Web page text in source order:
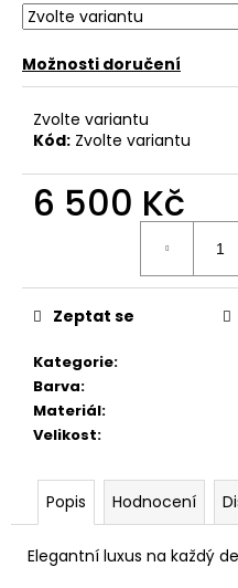
Možnosti doručení
Zvolte variantu
Kód: Zvolte variantu
6 500 Kč
Kategorie:
Barva:
Materiál:
Velikost:
Zeptat se
Popis Hodnocení
Elegantní luxus na každý
D
o
p
o
r
u
e
m